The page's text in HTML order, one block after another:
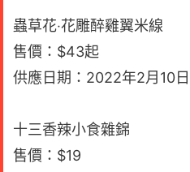
蟲草花‧花雕醉雞翼米線
售價：$43起
供應日期：2022年2月10
十三香辣小食雜錦
售價：$19